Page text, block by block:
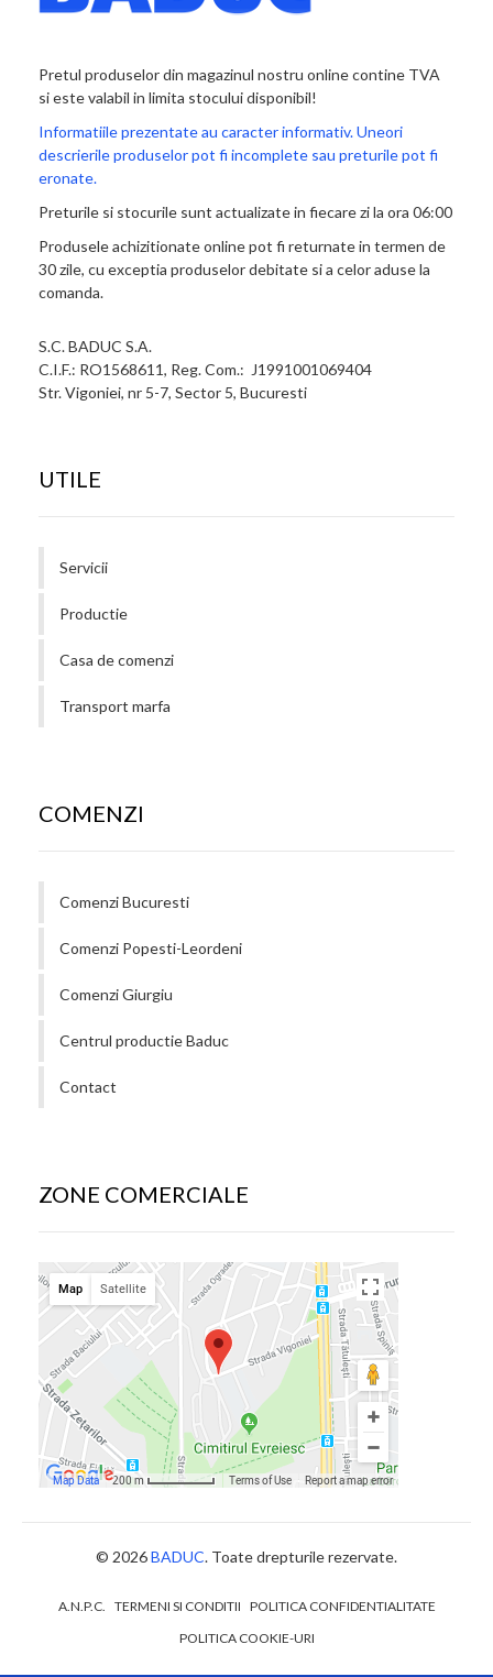
Pretul produselor din magazinul nostru online contine TVA
si este valabil in limita stocului disponibil!
Informatiile prezentate au caracter informativ. Uneori
descrierile produselor pot fi incomplete sau preturile pot fi
eronate.
Preturile si stocurile sunt actualizate in fiecare zi la ora 06:00
Produsele achizitionate online pot fi returnate in termen de
30 zile, cu exceptia produselor debitate si a celor aduse la
comanda.
S.C. BADUC S.A.
C.I.F.: RO1568611, Reg. Com.: J1991001069404
Str. Vigoniei, nr 5-7, Sector 5, Bucuresti
UTILE
Servicii
Productie
Casa de comenzi
Transport marfa
COMENZI
Comenzi Bucuresti
Comenzi Popesti-Leordeni
Comenzi Giurgiu
Centrul productie Baduc
Contact
ZONE COMERCIALE
© 2026BADUC. Toate drepturile rezervate.
A.N.P.C. TERMENI SI CONDITII POLITICA CONFIDENTIALITATE
POLITICA COOKIE-URI